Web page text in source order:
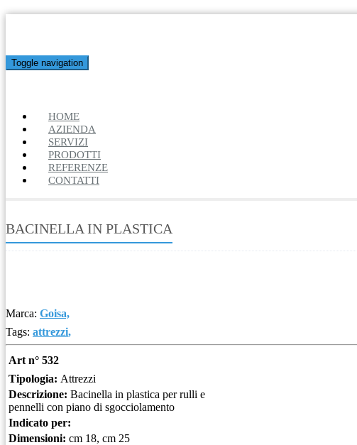
Toggle navigation
HOME
AZIENDA
SERVIZI
PRODOTTI
REFERENZE
CONTATTI
BACINELLA IN PLASTICA
Marca: Goisa,
Tags: attrezzi,
Art n° 532
Tipologia: Attrezzi
Descrizione: Bacinella in plastica per rulli e
pennelli con piano di sgocciolamento
Indicato per:
Dimensioni: cm 18, cm 25